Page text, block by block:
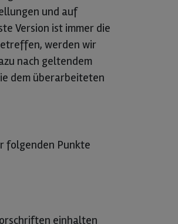
und auf
Version ist immer die
werden wir
nach geltendem
dem überarbeiteten
folgenden Punkte
einhalten